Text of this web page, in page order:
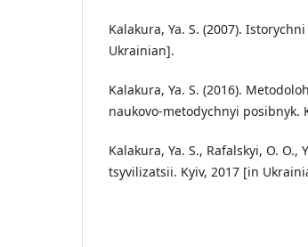
Kalakura, Ya. S. (2007).
Ukrainian].
Kalakura, Ya. S. (2016).
naukovo-metodychnyi posibnyk.
Kalakura, Ya. S., Rafalskyi, O.
tsyvilizatsii. Kyiv, 2017 [in